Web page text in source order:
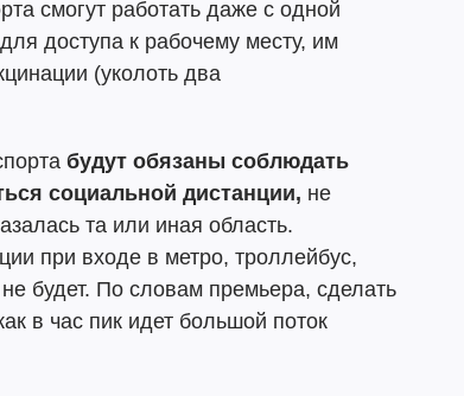
смогут работать даже с одной
доступа к рабочему месту, им
(уколоть два
будут обязаны соблюдать
социальной дистанции, не
та или иная область.
при входе в метро, троллейбус,
будет. По словам премьера, сделать
в час пик идет большой поток